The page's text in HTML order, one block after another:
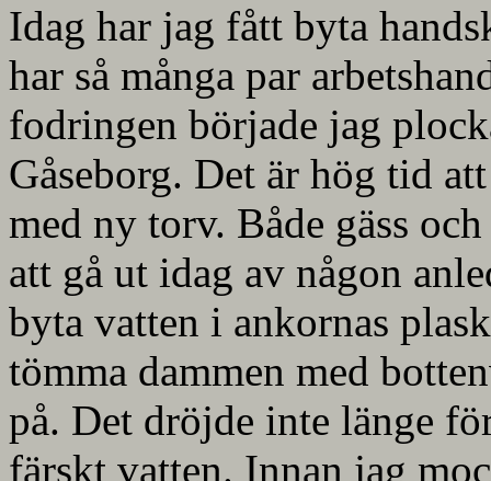
Idag har jag fått byta
har så många par
fodringen började jag
Gåseborg. Det är hög tid
med ny torv. Både gäss
att gå ut idag av någon
byta vatten i ankornas
tömma dammen med
på. Det dröjde inte länge
färskt vatten. Innan jag